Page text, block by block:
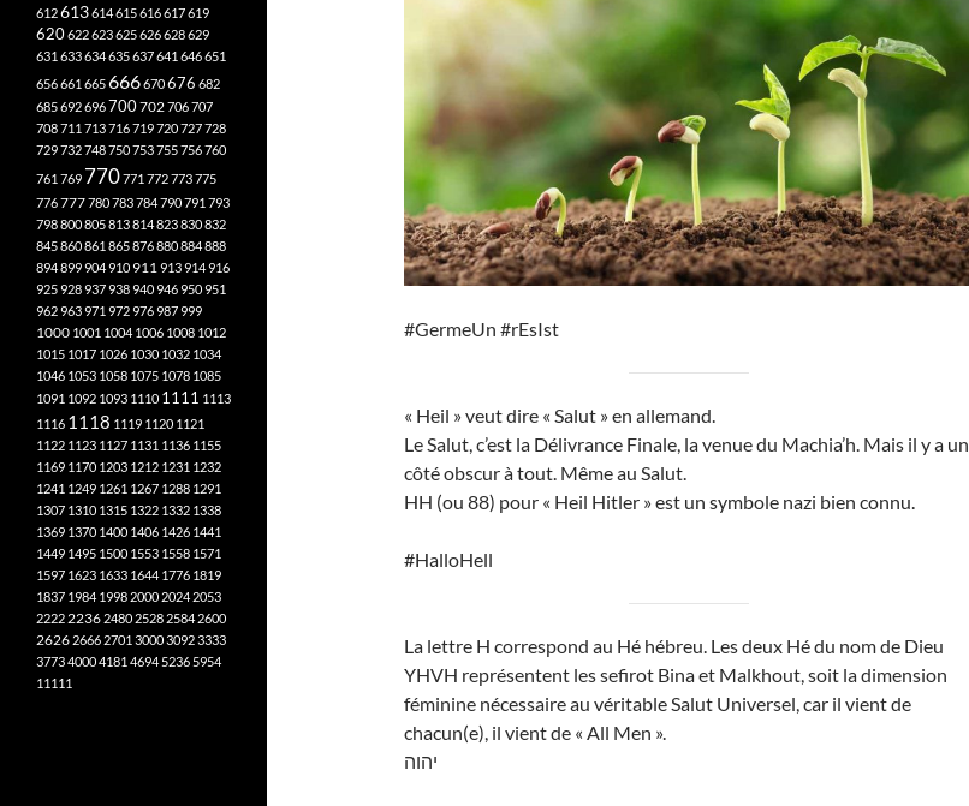
#GermeUn #rEsIst
« Heil » veut dire « Salut » en allemand.
Le Salut, c’est la Délivrance Finale, la venue du Machia’h. Mais il y a un
côté obscur à tout. Même au Salut.
HH (ou 88) pour « Heil Hitler » est un symbole nazi bien connu.
#HalloHell
La lettre H correspond au Hé hébreu. Les deux Hé du nom de Dieu
YHVH représentent les sefirot Bina et Malkhout, soit la dimension
féminine nécessaire au véritable Salut Universel, car il vient de
chacun(e), il vient de « All Men ».
יהוה
612613614615616617619
620622623625626628629
631 633634635637641 646651
656661 665666670676 682
685692696700702706707
708711 713716719720727728
729732748750753755756760
761 769 770771 772773775
776777780783784790791 793
798800805813814823830832
845860861 865876880884888
894899904910 911 913914916
925928937938940946950951
962963971 972976987999
1000 1001 1004 1006 1008 1012
1015 1017 1026 1030 1032 1034
1046 1053 1058 1075 1078 1085
1091 1092 1093 1110 1111 1113
1116 1118 1119 1120 1121
1122 1123 1127 1131 1136 1155
1169 1170 1203 1212 1231 1232
1241 1249 1261 1267 1288 1291
1307 1310 1315 1322 1332 1338
1369 1370 1400 1406 1426 1441
1449 1495 1500 1553 1558 1571
1597 1623 1633 1644 1776 1819
1837 1984 1998 2000 2024 2053
2222 2236 2480 2528 2584 2600
2626 2666 2701 300030923333
377340004181 4694 5236 5954
11111